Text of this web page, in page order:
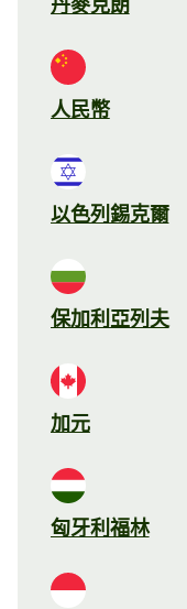
丹麥克朗
人民幣
以色列錫克爾
保加利亞列夫
加元
匈牙利福林